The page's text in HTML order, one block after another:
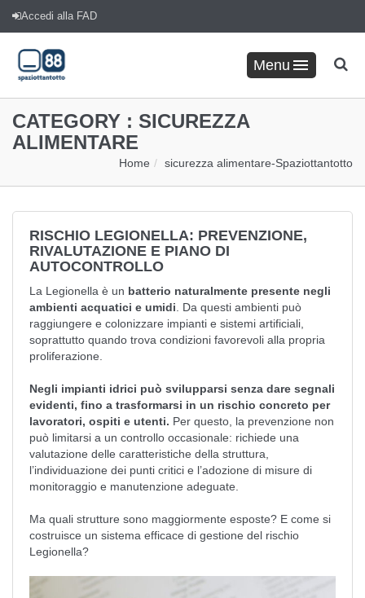
Accedi alla FAD
Menu
CATEGORY : SICUREZZA
ALIMENTARE
Home sicurezza alimentare-Spaziottantotto
RISCHIO LEGIONELLA: PREVENZIONE,
RIVALUTAZIONE E PIANO DI
AUTOCONTROLLO
La Legionella è un batterio naturalmente presente negli
ambienti acquatici e umidi . Da questi ambienti può
raggiungere e colonizzare impianti e sistemi artificiali,
soprattutto quando trova condizioni favorevoli alla propria
proliferazione.
Negli impianti idrici può svilupparsi senza dare segnali
evidenti, fino a trasformarsi in un rischio concreto per
lavoratori, ospiti e utenti. Per questo, la prevenzione non
può limitarsi a un controllo occasionale: richiede una
valutazione delle caratteristiche della struttura,
l’individuazione dei punti critici e l’adozione di misure di
monitoraggio e manutenzione adeguate.
Ma quali strutture sono maggiormente esposte? E come si
costruisce un sistema efficace di gestione del rischio
Legionella?